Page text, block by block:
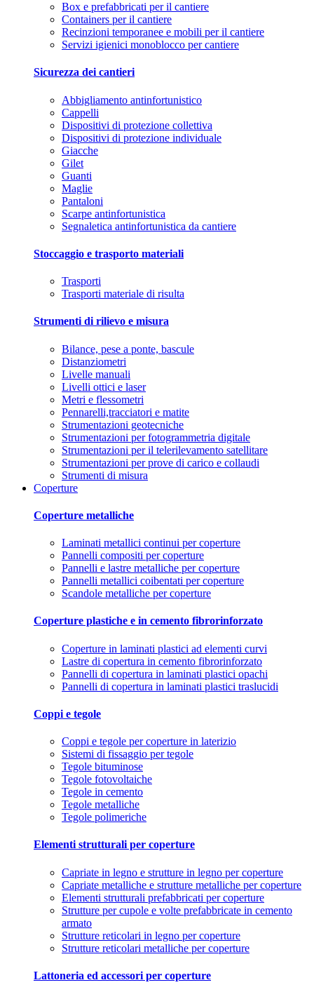
Box e prefabbricati per il cantiere
Containers per il cantiere
Recinzioni temporanee e mobili per il cantiere
Servizi igienici monoblocco per cantiere
Sicurezza dei cantieri
Abbigliamento antinfortunistico
Cappelli
Dispositivi di protezione collettiva
Dispositivi di protezione individuale
Giacche
Gilet
Guanti
Maglie
Pantaloni
Scarpe antinfortunistica
Segnaletica antinfortunistica da cantiere
Stoccaggio e trasporto materiali
Trasporti
Trasporti materiale di risulta
Strumenti di rilievo e misura
Bilance, pese a ponte, bascule
Distanziometri
Livelle manuali
Livelli ottici e laser
Metri e flessometri
Pennarelli,tracciatori e matite
Strumentazioni geotecniche
Strumentazioni per fotogrammetria digitale
Strumentazioni per il telerilevamento satellitare
Strumentazioni per prove di carico e collaudi
Strumenti di misura
Coperture
Coperture metalliche
Laminati metallici continui per coperture
Pannelli compositi per coperture
Pannelli e lastre metalliche per coperture
Pannelli metallici coibentati per coperture
Scandole metalliche per coperture
Coperture plastiche e in cemento fibrorinforzato
Coperture in laminati plastici ad elementi curvi
Lastre di copertura in cemento fibrorinforzato
Pannelli di copertura in laminati plastici opachi
Pannelli di copertura in laminati plastici traslucidi
Coppi e tegole
Coppi e tegole per coperture in laterizio
Sistemi di fissaggio per tegole
Tegole bituminose
Tegole fotovoltaiche
Tegole in cemento
Tegole metalliche
Tegole polimeriche
Elementi strutturali per coperture
Capriate in legno e strutture in legno per coperture
Capriate metalliche e strutture metalliche per coperture
Elementi strutturali prefabbricati per coperture
Strutture per cupole e volte prefabbricate in cemento
armato
Strutture reticolari in legno per coperture
Strutture reticolari metalliche per coperture
Lattoneria ed accessori per coperture